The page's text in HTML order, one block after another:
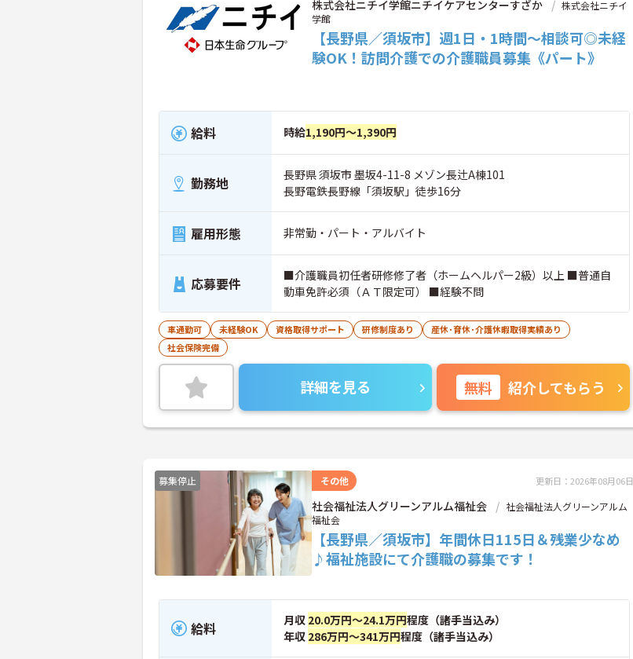
株式会社ニチイ学館ニチイケアセンターすざか
株式会社ニチイ
学館
【長野県／須坂市】週1日・1時間～相談可◎未経
験OK！訪問介護での介護職員募集《パート》
給料 時給1,190円～1,390円
勤務地
長野県 須坂市 墨坂4-11-8 メゾン長辻A棟101
長野電鉄長野線「須坂駅」徒歩16分
雇用形態 非常勤・パート・アルバイト
応募要件
■介護職員初任者研修修了者（ホームヘルパー2級）以上 ■普通自
動車免許必須（ＡＴ限定可） ■経験不問
車通勤可 未経験OK 資格取得サポート 研修制度あり
産休･育休･介護休暇取得実績あり
社会保険完備
詳細を見る 無料 紹介してもらう
募集停止 その他 更新日：2026年08月06日
社会福祉法人グリーンアルム福祉会
社会福祉法人グリーンアルム
福祉会
【長野県／須坂市】年間休日115日＆残業少なめ
♪福祉施設にて介護職の募集です！
給料 月収 20.0万円～24.1万円程度（諸手当込み）
年収 286万円～341万円程度（諸手当込み）